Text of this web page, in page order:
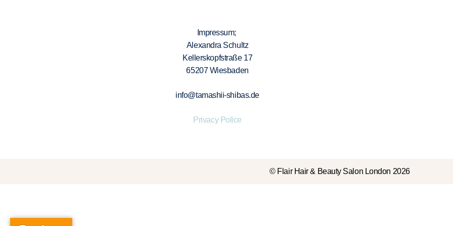
Impressum;
Alexandra Schultz
Kellerskopfstraße 17
65207 Wiesbaden
info@tamashii-shibas.de
Privacy Police
© Flair Hair & Beauty Salon London 2026